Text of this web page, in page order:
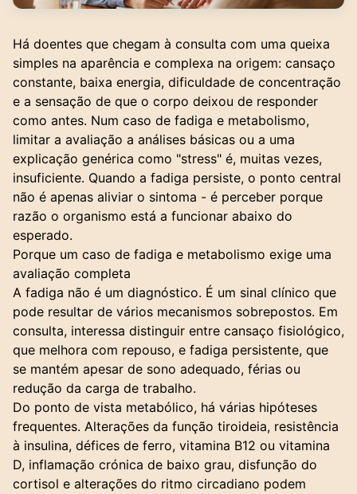
Há doentes que chegam à consulta com uma queixa
simples na aparência e complexa na origem: cansaço
constante, baixa energia, dificuldade de concentração
e a sensação de que o corpo deixou de responder
como antes. Num caso de fadiga e metabolismo,
limitar a avaliação a análises básicas ou a uma
explicação genérica como "stress" é, muitas vezes,
insuficiente. Quando a fadiga persiste, o ponto central
não é apenas aliviar o sintoma - é perceber porque
razão o organismo está a funcionar abaixo do
esperado.
Porque um caso de fadiga e metabolismo exige uma
avaliação completa
A fadiga não é um diagnóstico. É um sinal clínico que
pode resultar de vários mecanismos sobrepostos. Em
consulta, interessa distinguir entre cansaço fisiológico,
que melhora com repouso, e fadiga persistente, que
se mantém apesar de sono adequado, férias ou
redução da carga de trabalho.
Do ponto de vista metabólico, há várias hipóteses
frequentes. Alterações da função tiroideia, resistência
à insulina, défices de ferro, vitamina B12 ou vitamina
D, inflamação crónica de baixo grau, disfunção do
cortisol e alterações do ritmo circadiano podem